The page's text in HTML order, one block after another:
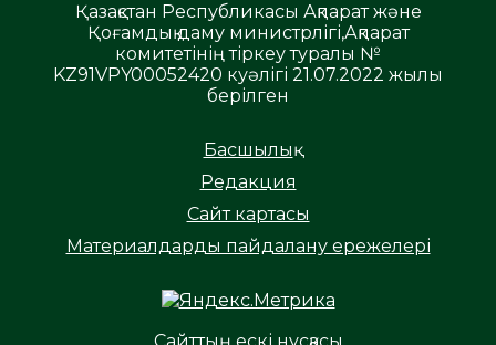
Қазақстан Республикасы Ақпарат және
Қоғамдық даму министрлігі,Ақпарат
комитетінің тіркеу туралы №
KZ91VPY00052420 куәлігі 21.07.2022 жылы
берілген
Басшылық
Редакция
Сайт картасы
Материалдарды пайдалану ережелері